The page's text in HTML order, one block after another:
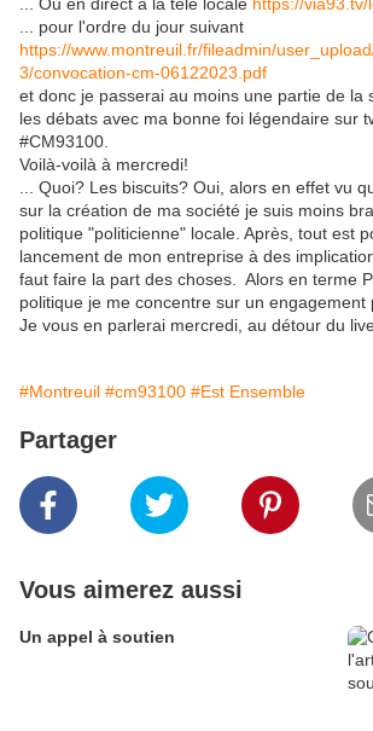
... pour l'ordre du jour suivant
https://www.montreuil.fr/fileadmin/
3/convocation-cm-06122023.pdf
et donc je passerai au moins une partie de la
les débats avec ma bonne foi légendaire sur
#CM93100.
Voilà-voilà à mercredi!
... Quoi? Les biscuits? Oui, alors en effet vu
sur la création de ma société je suis moins
politique "politicienne" locale. Après, tout est
lancement de mon entreprise à des
faut faire la part des choses. Alors en terme
politique je me concentre sur un engagement
Je vous en parlerai mercredi, au détour du
#Montreuil #cm93100 #Est Ensemble
Partager
Vous aimerez aussi
Un appel à soutien